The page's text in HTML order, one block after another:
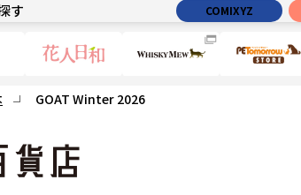
す COMIXYZ
GOAT Winter 2026